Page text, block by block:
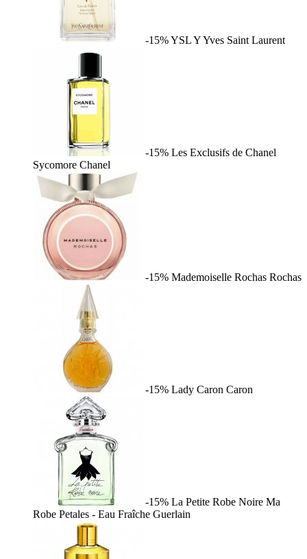
-15%YSL YYves Saint Laurent
-15% Les Exclusifs de Chanel
Sycomore Chanel
-15% Mademoiselle Rochas Rochas
-15% Lady Caron Caron
-15% La Petite Robe Noire Ma
Robe Petales - Eau Fraîche Guerlain